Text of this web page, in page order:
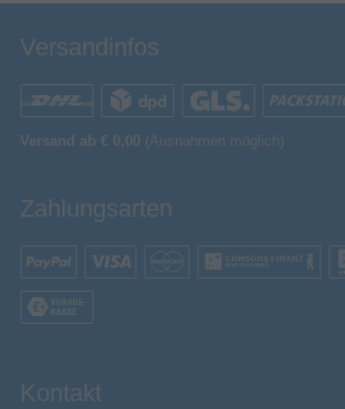
Versandinfos
Versand ab € 0,00 (Ausnahmen möglich)
Zahlungsarten
Kontakt